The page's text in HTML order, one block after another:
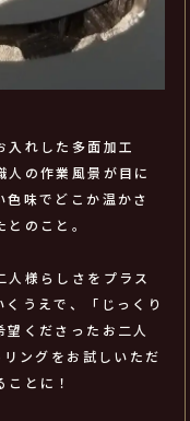
入れした多面加工
人の作業風景が目に
味でどこか温かさ
のこと。
様らしさをプラス
うえで、「じっくり
くださったお二人
ングをお試しいただ
とに！